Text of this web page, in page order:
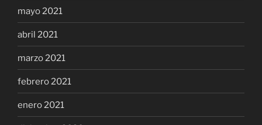
mayo 2021
abril 2021
marzo 2021
febrero 2021
enero 2021